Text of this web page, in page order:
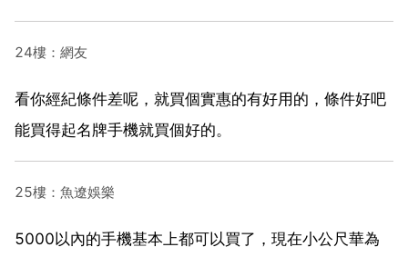
24樓：網友
看你經紀條件差呢，就買個實惠的有好用的，條件好吧
能買得起名牌手機就買個好的。
25樓：魚遼娛樂
5000以內的手機基本上都可以買了，現在小公尺華為